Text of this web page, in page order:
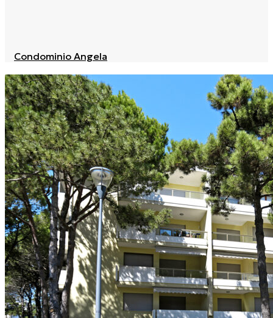
Condominio Angela